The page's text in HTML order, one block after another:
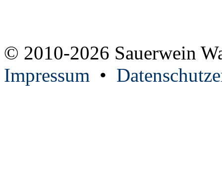
© 2010-2026 Sauerwein
Impressum •